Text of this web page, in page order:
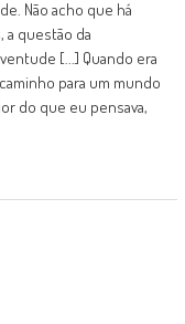
Não acho que há
a questão da
[...] Quando era
para um mundo
do que eu pensava,